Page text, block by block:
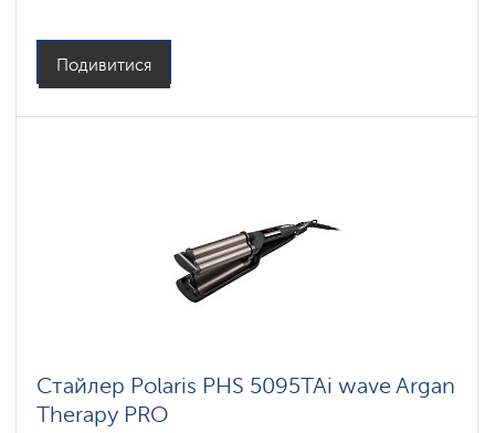
Подивитися
Стайлер Polaris PHS 5095TAi wave Argan
Therapy PRO